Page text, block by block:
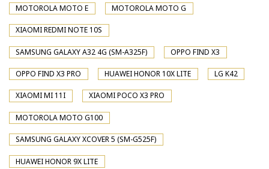
MOTOROLA MOTO E MOTOROLA MOTO G
XIAOMI REDMI NOTE 10S
SAMSUNG GALAXY A32 4G (SM-A325F) OPPO FIND X3
OPPO FIND X3 PRO HUAWEI HONOR 10X LITE LG K42
XIAOMI MI 11I XIAOMI POCO X3 PRO
MOTOROLA MOTO G100
SAMSUNG GALAXY XCOVER 5 (SM-G525F)
HUAWEI HONOR 9X LITE